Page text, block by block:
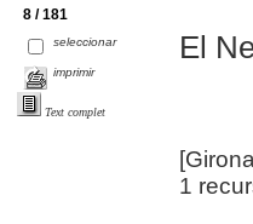
8 / 181
seleccionar
imprimir
Text complet
El
1